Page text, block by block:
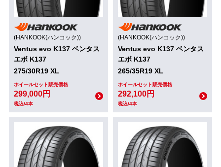
(HANKOOK(ハンコック))
Ventus evo K137 ベンタス
エボ K137
275/30R19 XL
ホイールセット販売価格
299,000円
税込/4本
(HANKOOK(ハンコック))
Ventus evo K137 ベンタス
エボ K137
265/35R19 XL
ホイールセット販売価格
292,100円
税込/4本